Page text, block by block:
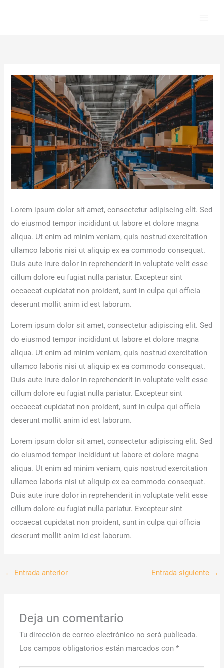
Lorem ipsum dolor sit amet, consectetur adipiscing elit. Sed
do eiusmod tempor incididunt ut labore et dolore magna
aliqua. Ut enim ad minim veniam, quis nostrud exercitation
ullamco laboris nisi ut aliquip ex ea commodo consequat.
Duis aute irure dolor in reprehenderit in voluptate velit esse
cillum dolore eu fugiat nulla pariatur. Excepteur sint
occaecat cupidatat non proident, sunt in culpa qui officia
deserunt mollit anim id est laborum.
Lorem ipsum dolor sit amet, consectetur adipiscing elit. Sed
do eiusmod tempor incididunt ut labore et dolore magna
aliqua. Ut enim ad minim veniam, quis nostrud exercitation
ullamco laboris nisi ut aliquip ex ea commodo consequat.
Duis aute irure dolor in reprehenderit in voluptate velit esse
cillum dolore eu fugiat nulla pariatur. Excepteur sint
occaecat cupidatat non proident, sunt in culpa qui officia
deserunt mollit anim id est laborum.
Lorem ipsum dolor sit amet, consectetur adipiscing elit. Sed
do eiusmod tempor incididunt ut labore et dolore magna
aliqua. Ut enim ad minim veniam, quis nostrud exercitation
ullamco laboris nisi ut aliquip ex ea commodo consequat.
Duis aute irure dolor in reprehenderit in voluptate velit esse
cillum dolore eu fugiat nulla pariatur. Excepteur sint
occaecat cupidatat non proident, sunt in culpa qui officia
deserunt mollit anim id est laborum.
← Entrada anterior Entrada siguiente →
Deja un comentario
Tu dirección de correo electrónico no será publicada.
Los campos obligatorios están marcados con*